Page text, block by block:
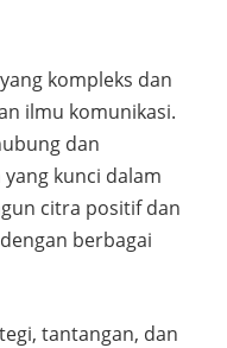
kompleks dan
ilmu komunikasi.
dan
kunci dalam
citra positif dan
berbagai
tantangan, dan